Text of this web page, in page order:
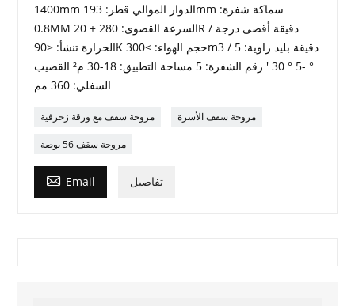
1400mm الدوار الموالي قطر: 193mm سماكة شفرة:
0.8MM السرعة القصوى: 280 + 20R / دقيقة أقصى درجة
الحرارة تنشأ: ≤90K حجم الهواء: ≥300m3 / دقيقة بليد زاوية: 5
° -5 ° 30 ' رقم الشفرة: 5 مساحة التطبيق: 18-30 م² القضيب
السفلي: 360 مم
مروحة سقف مع ورقة زخرفية مروحة سقف الأسرة
مروحة سقف 56 بوصة
 Email تفاصيل